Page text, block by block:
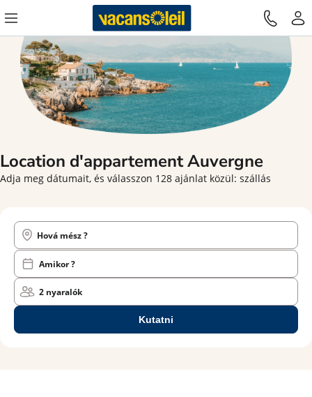
Location d'appartementAuvergne
Adja meg dátumait, és válasszon 128 ajánlat közül: szállás
Hová mész ?
Amikor ?
2 nyaralók
Kutatni